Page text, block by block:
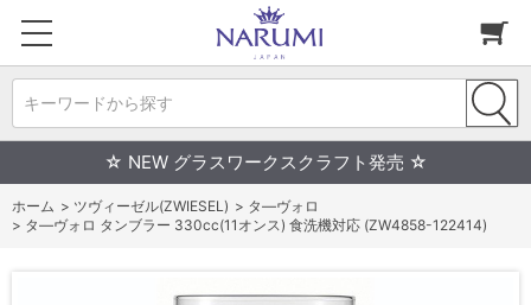
キーワードから探す
☆ NEW グラスワークスクラフト発売 ☆
ホーム > ツヴィーゼル(ZWIESEL) > タ―ヴォロ
> タ―ヴォロ タンブラー 330cc(11オンス) 食洗機対応 (ZW4858-122414)